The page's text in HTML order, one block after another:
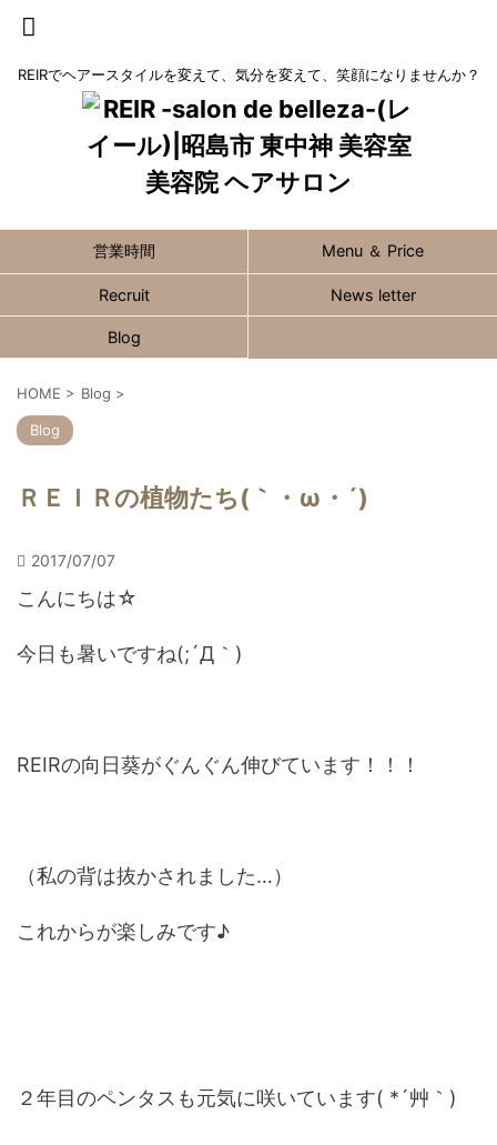
REIRでヘアースタイルを変えて、気分を変えて、笑顔になりませんか？
営業時間 Menu ＆ Price
Recruit News letter
Blog
HOME > Blog >
Blog
ＲＥＩＲの植物たち(｀・ω・´)
2017/07/07
こんにちは☆
今日も暑いですね(;´Д｀)
REIRの向日葵がぐんぐん伸びています！！！
（私の背は抜かされました…）
これからが楽しみです♪
２年目のペンタスも元気に咲いています( *´艸｀)